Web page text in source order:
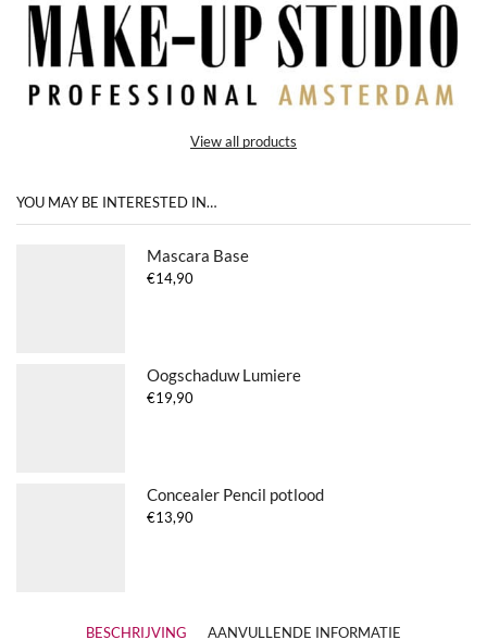
View all products
YOU MAY BE INTERESTED IN…
Mascara Base
€14,90
Oogschaduw Lumiere
€19,90
Concealer Pencil potlood
€13,90
BESCHRIJVING AANVULLENDE INFORMATIE